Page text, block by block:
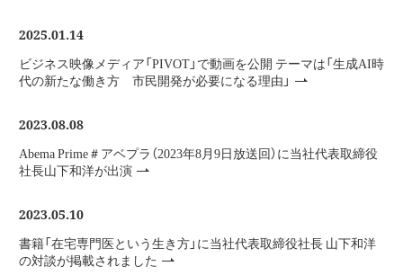
2025.01.14
ビジネス映像メディア「PIVOT」で動画を公開 テーマは「生成AI時
代の新たな働き方 市民開発が必要になる理由」
2023.08.08
Abema Prime＃アベプラ（2023年8月9日放送回）に当社代表取締役
社長山下和洋が出演
2023.05.10
書籍「在宅専門医という生き方」に当社代表取締役社長 山下和洋
の対談が掲載されました